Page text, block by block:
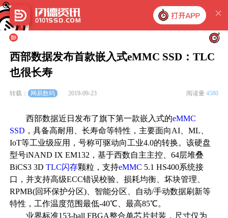
西部数据发布首款嵌入式eMMC SSD：TLC
也很长寿
转载： 网易数码 2019-09-23 阅读量 4580
西部数据近日发布了旗下第一款嵌入式的eMMC
SSD ，具备高耐用、长寿命等特性，主要面向AI、ML、
IoT等工业级应用，号称可驱动向工业4.0的转换。该硬盘
型号iNAND IX EM132，基于西数自主主控、64层堆叠
BiCS3 3DTLC闪存颗粒，支持eMMC 5.1 HS400系统接
口，并支持高级ECC错误校验、损耗均衡、坏块管理、
RPMB(回环保护分区)、智能分区、自动/手动数据刷新等
特性，工作温度范围最低-40℃、最高85℃。
业界标准153-ball FBGA整合单芯片封装，尺寸仅为